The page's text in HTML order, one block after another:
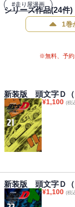
#走り屋漫画
シリーズ作品(24件)
1巻
※無料、予約
新装版 頭文字Ｄ（
¥1,100 (税
新装版 頭文字Ｄ（
¥1,100 (税